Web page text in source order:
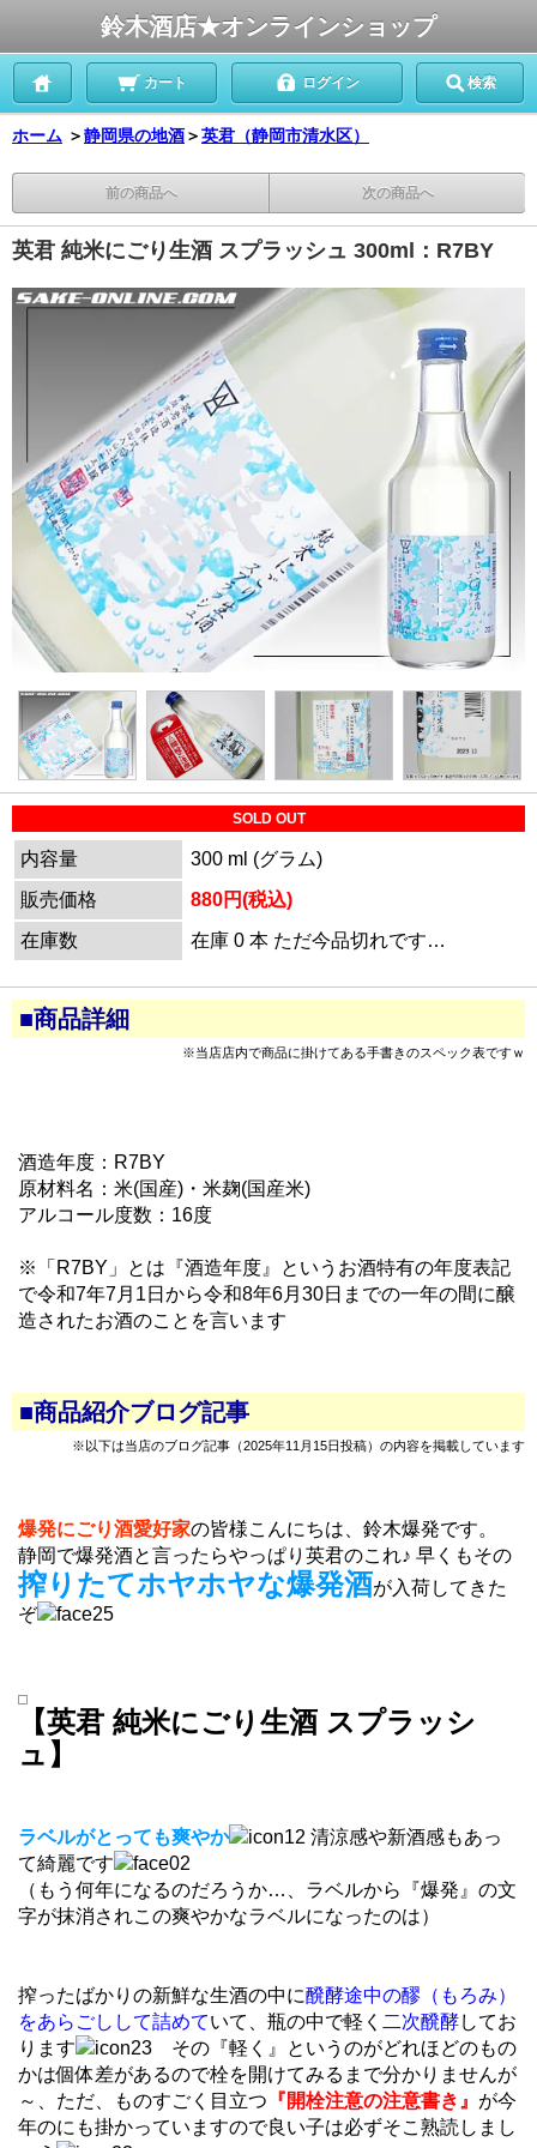
鈴木酒店★オンラインショップ
カート ログイン 検索
ホーム ＞静岡県の地酒＞英君（静岡市清水区）
前の商品へ 次の商品へ
英君 純米にごり生酒 スプラッシュ 300ml：R7BY
SOLD OUT
内容量
300 ml (グラム)
販売価格
880円(税込)
在庫数
在庫 0 本 ただ今品切れです…
■商品詳細
※当店店内で商品に掛けてある手書きのスペック表ですｗ
酒造年度：R7BY
原材料名：米(国産)・米麹(国産米)
アルコール度数：16度
※「R7BY」とは『酒造年度』というお酒特有の年度表記
で令和7年7月1日から令和8年6月30日までの一年の間に醸
造されたお酒のことを言います
■商品紹介ブログ記事
※以下は当店のブログ記事（2025年11月15日投稿）の内容を掲載しています
爆発にごり酒愛好家の皆様こんにちは、鈴木爆発です。
静岡で爆発酒と言ったらやっぱり英君のこれ♪ 早くもその
搾りたてホヤホヤな爆発酒が入荷してきた
ぞ
【英君 純米にごり生酒 スプラッシ
ュ】
ラベルがとっても爽やか
清涼感や新酒感もあっ
て綺麗です
（もう何年になるのだろうか…、ラベルから『爆発』の文
字が抹消されこの爽やかなラベルになったのは）
搾ったばかりの新鮮な生酒の中に醗酵途中の醪（もろみ）
をあらごしして詰めていて、瓶の中で軽く 二次醗酵してお
ります
その『軽く』というのがどれほどのもの
かは個体差があるので栓を開けてみるまで分かりませんが
～、ただ、ものすごく目立つ 『開栓注意の注意書き』 が今
年のにも掛かっていますので良い子は必ずそこ熟読しまし